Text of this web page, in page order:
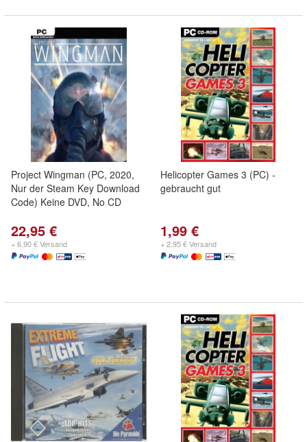
Project Wingman (PC, 2020,
Nur der Steam Key Download
Code) Keine DVD, No CD
22,95 €
+ 6,90 € Versand
Helicopter Games 3 (PC) -
gebraucht gut
1,99 €
+ 2,95 € Versand